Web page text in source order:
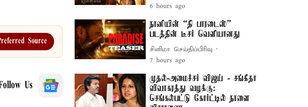
Source
Us
6 hours ago
நானியின் “தி பாரடைஸ்”
படத்தின் டீசர் வெளியானது
சினிமா செய்திப்பிரிவு
7 hours ago
முதல்-அமைச்சர் விஜய் - சங்கீதா
விவாகரத்து வழக்கு:
செங்கல்பட்டு கோர்ட்டில் நாளை